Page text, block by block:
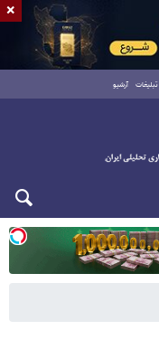
تبلیغات آرشیو
×